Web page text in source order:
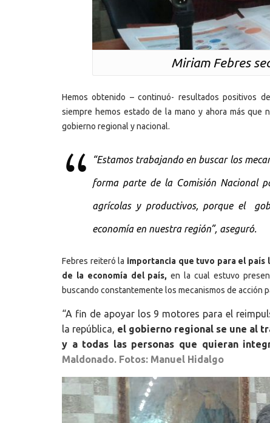
Miriam Febres
Hemos obtenido – continuó- resultados positivos
siempre hemos estado de la mano y ahora más
gobierno regional y nacional.
“Estamos trabajando en buscar los
forma parte de la Comisión Nacional
agrícolas y productivos, porque el
economía en nuestra región”, aseguró.
Febres reiteró la importancia que tuvo para el país
de la economía del país, en la cual estuvo
buscando constantemente los mecanismos de acción
“A fin de apoyar los 9 motores para el
la república, el gobierno regional se une al
y a todas las personas que quieran
Maldonado. Fotos: Manuel Hidalgo